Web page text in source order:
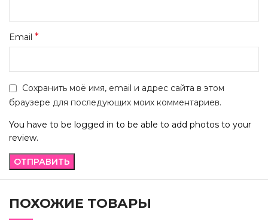
Email *
Сохранить моё имя, email и адрес сайта в этом
браузере для последующих моих комментариев.
You have to be logged in to be able to add photos to your
review.
ПОХОЖИЕ ТОВАРЫ